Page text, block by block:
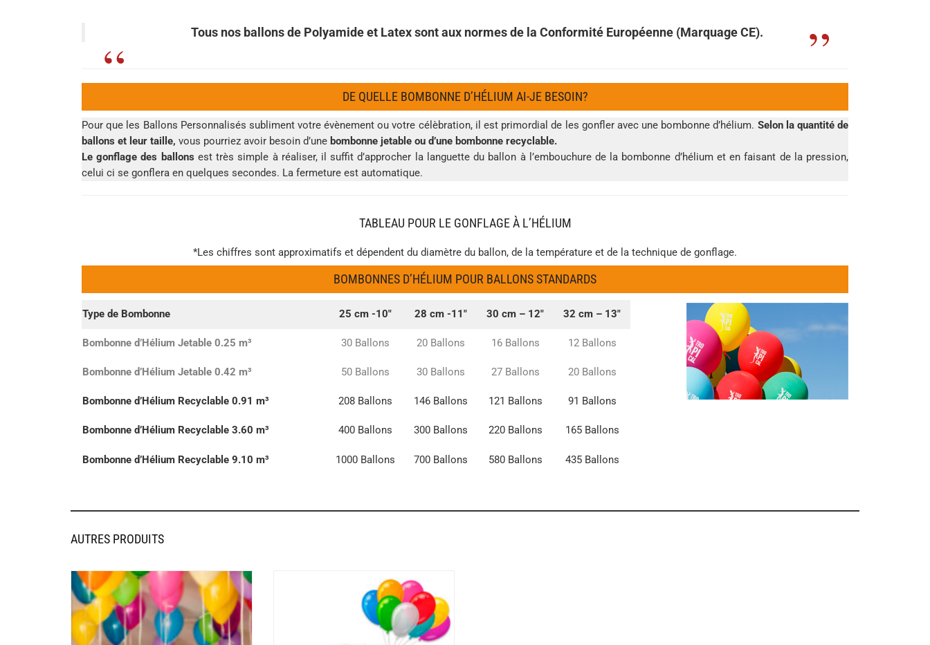
Tous nos ballons de Polyamide et Latex sont aux normes de la Conformité Européenne (Marquage CE).
DE QUELLE BOMBONNE D’HÉLIUM AI-JE BESOIN?
Pour que les Ballons Personnalisés subliment votre évènement ou votre célèbration, il est primordial de les gonfler avec une bombonne d’hélium. Selon la quantité de
ballons et leur taille, vous pourriez avoir besoin d’une bombonne jetable ou d’une bombonne recyclable.
Le gonflage des ballons est très simple à réaliser, il suffit d’approcher la languette du ballon à l’embouchure de la bombonne d’hélium et en faisant de la pression,
celui ci se gonflera en quelques secondes. La fermeture est automatique.
TABLEAU POUR LE GONFLAGE À L’HÉLIUM
*Les chiffres sont approximatifs et dépendent du diamètre du ballon, de la température et de la technique de gonflage.
BOMBONNES D’HÉLIUM POUR BALLONS STANDARDS
Type de Bombonne 25 cm -10″ 28 cm -11″ 30 cm – 12″ 32 cm – 13″
Bombonne d’Hélium Jetable 0.25 m³ 30 Ballons 20 Ballons 16 Ballons 12 Ballons
Bombonne d’Hélium Jetable 0.42 m³ 50 Ballons 30 Ballons 27 Ballons 20 Ballons
Bombonne d’Hélium Recyclable 0.91 m³ 208 Ballons 146 Ballons 121 Ballons 91 Ballons
Bombonne d’Hélium Recyclable 3.60 m³ 400 Ballons 300 Ballons 220 Ballons 165 Ballons
Bombonne d’Hélium Recyclable 9.10 m³ 1000 Ballons 700 Ballons 580 Ballons 435 Ballons
AUTRES PRODUITS